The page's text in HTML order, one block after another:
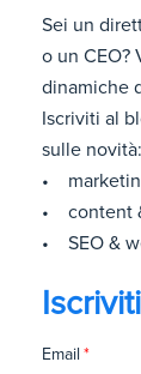
Sei un
o un CEO?
dinamiche
Iscriviti al
sulle novità:
•
• content
• SEO &
Email *